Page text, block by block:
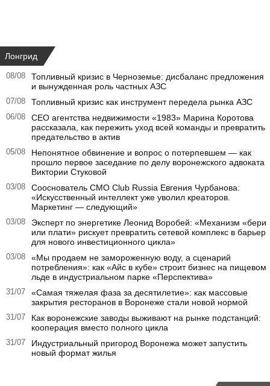
Лонгрид
08/08
Топливный кризис в Черноземье: дисбаланс предложения
и вынужденная роль частных АЗС
07/08 Топливный кризис как инструмент передела рынка АЗС
06/08
CEO агентства недвижимости «1983» Марина Коротова
рассказала, как пережить уход всей команды и превратить
предательство в актив
05/08
Непонятное обвинение и вопрос о потерпевшем — как
прошло первое заседание по делу воронежского адвоката
Виктории Стуковой
03/08
Сооснователь CMO Club Russia Евгения Чурбанова:
«Искусственный интеллект уже уволил креаторов.
Маркетинг — следующий»
03/08
Эксперт по энергетике Леонид Воробей: «Механизм «бери
или плати» рискует превратить сетевой комплекс в барьер
для нового инвестиционного цикла»
03/08
«Мы продаем не замороженную воду, а сценарий
потребления»: как «Айс в кубе» строит бизнес на пищевом
льде в индустриальном парке «Перспектива»
31/07
«Самая тяжелая фаза за десятилетие»: как массовые
закрытия ресторанов в Воронеже стали новой нормой
31/07
Как воронежские заводы выживают на рынке подстанций:
кооперация вместо полного цикла
31/07
Индустриальный пригород Воронежа может запустить
новый формат жилья